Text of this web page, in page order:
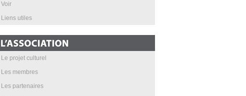
Voir
Liens utiles
Le projet culturel
Les membres
Les partenaires